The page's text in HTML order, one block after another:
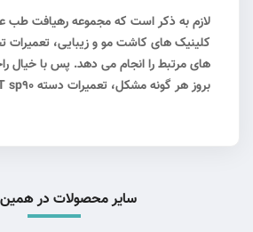
لازم به ذکر است که مجموعه رهیافت طب
کلینیک های کاشت مو و زیبایی،
های مرتبط را انجام می دهد. پس با خیال
بروز هر گونه مشکل، تعمیرات دسته RT sp90 را به ما بسپارید.
سایر محصولات در